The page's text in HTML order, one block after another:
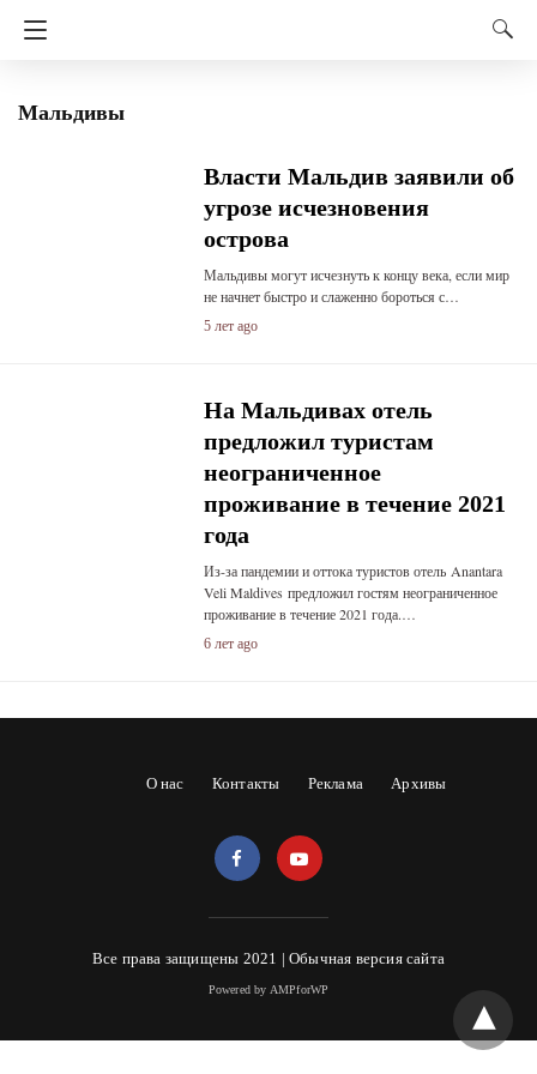
Мальдивы
Власти Мальдив заявили об
угрозе исчезновения
острова
Мальдивы могут исчезнуть к концу века, если мир
не начнет быстро и слаженно бороться с…
5 лет ago
На Мальдивах отель
предложил туристам
неограниченное
проживание в течение 2021
года
Из-за пандемии и оттока туристов отель Anantara
Veli Maldives предложил гостям неограниченное
проживание в течение 2021 года.…
6 лет ago
О нас Контакты Реклама Архивы
Все права защищены 2021 |Обычная версия сайта
Powered by AMPforWP